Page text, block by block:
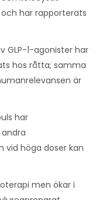
har rapporterats
GLP-1-agonister har
hos råtta; samma
är
har
vid höga doser kan
men ökar i